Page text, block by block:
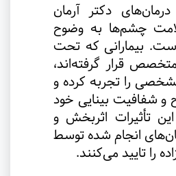
دکتر آرمان
چشم‌ها به وضوح
بیمارانی که تحت
قرار گرفته‌اند،
را تجربه کرده و
و شفافیت بینایی خود
تأثیرات اثربخش و
انجام شده توسط
را تایید می‌کنند.